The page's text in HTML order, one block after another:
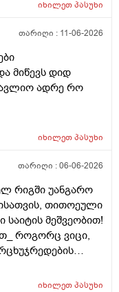
და კიდევ სხვა
ან 25 დღიანი
თირეოდიტი
შეიძლება
დღეები?
იხილეთპასუხი
თარიღი : 11-06-2026
მიწევს დიდ
ადრე რო
იხილეთპასუხი
თარიღი :06-06-2026
რიგში უანგარო
თითოეული
საიტის მეშვეობით!
როგორც ვიცი,
რაზეა
იხილეთპასუხი